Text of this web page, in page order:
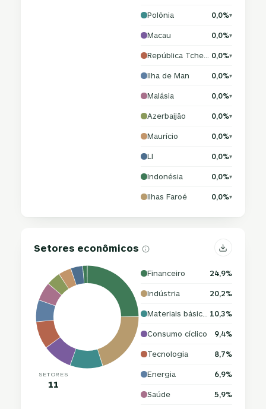
Polônia 0,0%▾
Macau 0,0%▾
0,0%▾
Ilha de Man 0,0%▾
Malásia 0,0%▾
Azerbaijão 0,0%▾
Maurício 0,0%▾
LI 0,0%▾
Indonésia 0,0%▾
Ilhas Faroé 0,0%▾
Setores econômicos
SETORES
11
Financeiro 24,9%
Indústria 20,2%
10,3%
Consumo cíclico 9,4%
Tecnologia 8,7%
Energia 6,9%
Saúde 5,9%